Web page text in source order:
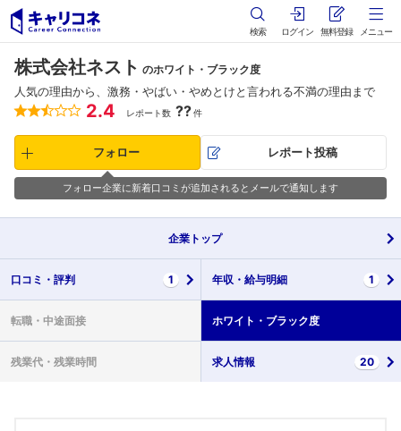
検索 ログイン 無料登録 メニュー
株式会社ネスト のホワイト・ブラック度
人気の理由から、激務・やばい・やめとけと言われる不満の理由まで
2.4 レポート数 ??件
フォロー レポート投稿
フォロー企業に新着口コミが追加されるとメールで通知します
企業 トップ
口コミ・ 評判 1 年収・ 給与明細 1
転職・ 中途面接 ホワイト・ ブラック度
残業代・ 残業時間 求人情報 20